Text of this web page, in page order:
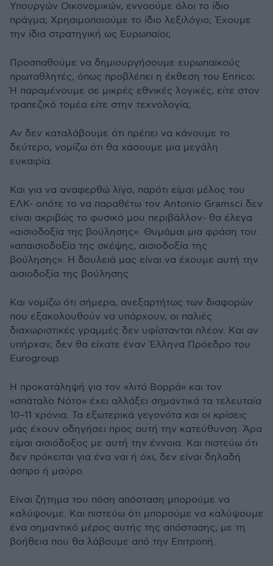
Υπουργών Οικονομικών, εννοούμε όλοι το ίδιο
πράγμα; Χρησιμοποιούμε το ίδιο λεξιλόγιο; Έχουμε
την ίδια στρατηγική ως Ευρωπαίοι;
Προσπαθούμε να δημιουργήσουμε ευρωπαϊκούς
πρωταθλητές, όπως προβλέπει η έκθεση του Enrico;
Ή παραμένουμε σε μικρές εθνικές λογικές, είτε στον
τραπεζικό τομέα είτε στην τεχνολογία;
Αν δεν καταλάβουμε ότι πρέπει να κάνουμε το
δεύτερο, νομίζω ότι θα χάσουμε μια μεγάλη
ευκαιρία.
Και για να αναφερθώ λίγο, παρότι είμαι μέλος του
ΕΛΚ- οπότε το να παραθέτω τον Antonio Gramsci δεν
είναι ακριβώς το φυσικό μου περιβάλλον- θα έλεγα
«αισιοδοξία της βούλησης». Θυμάμαι μια φράση του:
«απαισιοδοξία της σκέψης, αισιοδοξία της
βούλησης». Η δουλειά μας είναι να έχουμε αυτή την
αισιοδοξία της βούλησης.
Και νομίζω ότι σήμερα, ανεξαρτήτως των διαφορών
που εξακολουθούν να υπάρχουν, οι παλιές
διαχωριστικές γραμμές δεν υφίστανται πλέον. Και αν
υπήρχαν, δεν θα είχατε έναν Έλληνα Πρόεδρο του
Eurogroup.
Η προκατάληψή για τον «λιτό Βορρά» και τον
«σπάταλο Νότο» έχει αλλάξει σημαντικά τα τελευταία
10–11 χρόνια. Τα εξωτερικά γεγονότα και οι κρίσεις
μάς έχουν οδηγήσει προς αυτή την κατεύθυνση. Άρα
είμαι αισιόδοξος με αυτή την έννοια. Και πιστεύω ότι
δεν πρόκειται για ένα ναι ή όχι, δεν είναι δηλαδή
άσπρο ή μαύρο.
Είναι ζήτημα του πόση απόσταση μπορούμε να
καλύψουμε. Και πιστεύω ότι μπορούμε να καλύψουμε
ένα σημαντικό μέρος αυτής της απόστασης, με τη
βοήθεια που θα λάβουμε από την Επιτροπή.